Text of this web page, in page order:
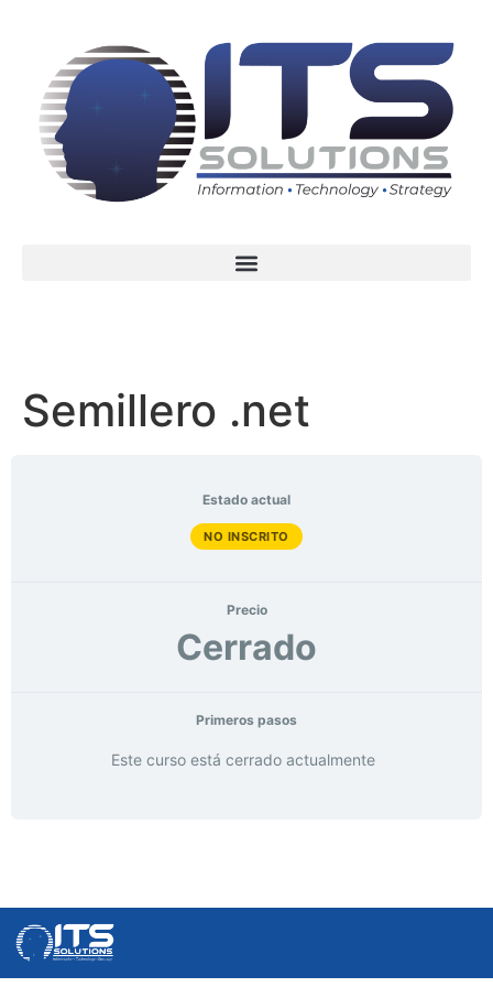
Semillero .net
Estado actual
NO INSCRITO
Precio
Cerrado
Primeros pasos
Este curso está cerrado actualmente